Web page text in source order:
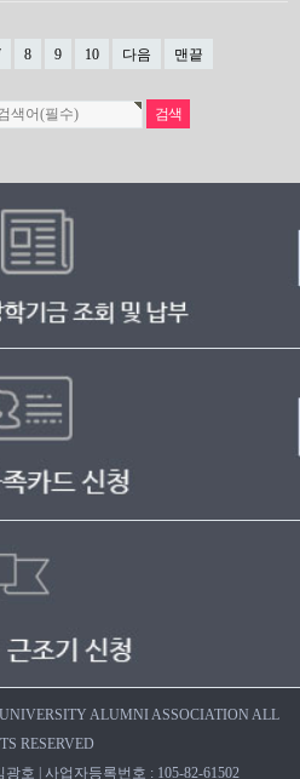
8 9 10 다음 맨끝
ALUMNI ASSOCIATION ALL
RESERVED
호 | 사업자등록번호 : 105-82-61502